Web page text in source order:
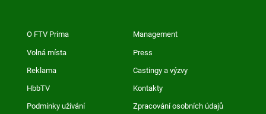
O FTV Prima Management
Volná místa Press
Reklama Castingy a výzvy
HbbTV Kontakty
Podmínky užívání Zpracování osobních údajů